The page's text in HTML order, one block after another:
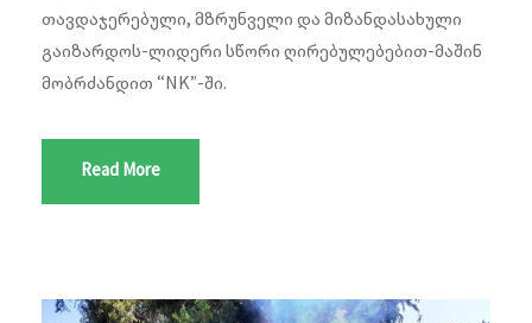
თავდაჯერებული, მზრუნველი და მიზანდასახული
გაიზარდოს-ლიდერი სწორი ღირებულებებით-მაშინ
მობრძანდით “NK”-ში.
Read More